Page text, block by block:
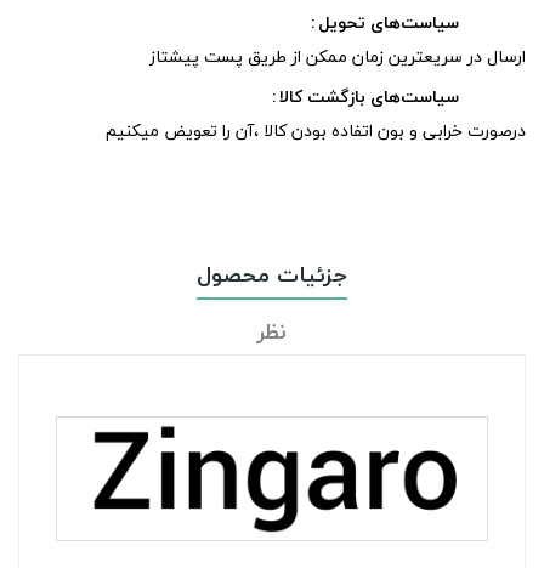
سیاست‌های تحویل
ارسال در سریعترین زمان ممکن از طریق پست پیشتاز
سیاست‌های بازگشت کالا
درصورت خرابی و بون اتفاده بودن کالا ،آن را تعویض میکنیم
جزئیات محصول
نظر